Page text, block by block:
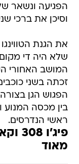
הפגיעה ונשאר
וסיכן את ברכי
את הגנת
שלא היה די
זכתה בשני
הפגוש הגן
בין מכסה
ראשי הנדרסים.
מאוד